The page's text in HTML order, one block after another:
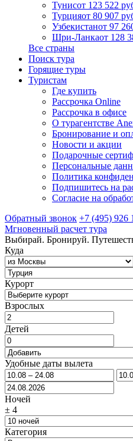
Тунисот 123 522
Турцияот 80 907
Узбекистанот 97
Шри-Ланкаот 128
Все страны
Поиск тура
Горящие туры
Туристам
Где купить
Рассрочка Online
Рассрочка в офисе
О турагентстве
Бронирование и
Новости и акции
Подарочные
Персональные
Политика
Подпишитесь на
Согласие на
Обратный звонок +7 (495) 926
Мгновенный расчет тура
Выбирай. Бронируй.
Куда
Курорт
Взрослых
Детей
Удобные даты вылета
Ночей
± 4
Категория